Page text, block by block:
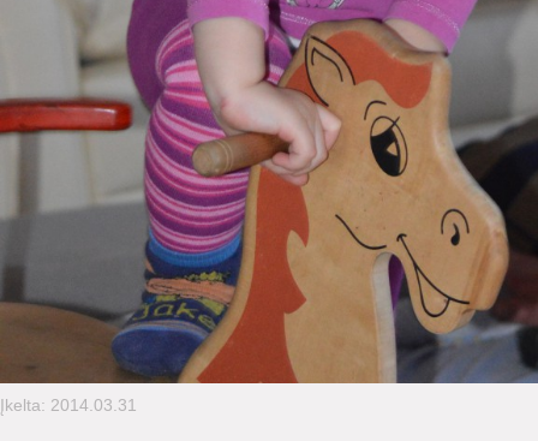
Įkelta: 2014.03.31